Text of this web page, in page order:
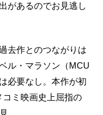
があるのでお見逃し
去作とのつながりは
ル・マラソン（MCU
必要なし。本作が初
ミ映画史上屈指の